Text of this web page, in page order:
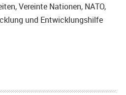
Vereinte Nationen, NATO,
und Entwicklungshilfe